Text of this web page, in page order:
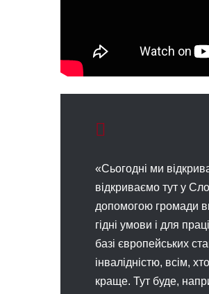
«Сьогодні ми
відкриваємо тут у
допомогою громади
гідні умови і для
базі європейських
інвалідністю, всім,
краще. Тут буде,